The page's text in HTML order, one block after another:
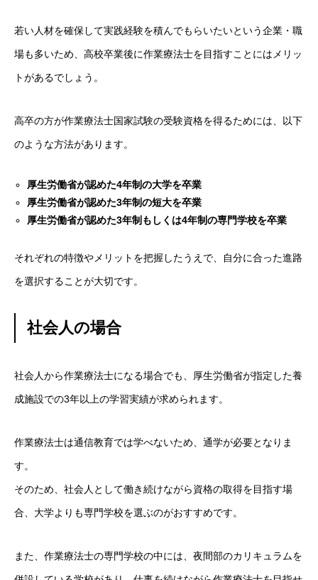
若い人材を確保して実践経験を積んでもらいたいという企業・職
場も多いため、高校卒業後に作業療法士を目指すことにはメリッ
トがあるでしょう。
高卒の方が作業療法士国家試験の受験資格を得るためには、以下
のような方法があります。
厚生労働省が認めた4年制の大学を卒業
厚生労働省が認めた3年制の短大を卒業
厚生労働省が認めた3年制もしくは4年制の専門学校を卒業
それぞれの特徴やメリットを把握したうえで、自分に合った進路
を選択することが大切です。
社会人の場合
社会人から作業療法士になる場合でも、厚生労働省が指定した養
成施設での3年以上の学習実績が求められます。
作業療法士は通信教育では学べないため、通学が必要となりま
す。
そのため、社会人として働き続けながら資格の取得を目指す場
合、大学よりも専門学校を選ぶのがおすすめです。
また、作業療法士の専門学校の中には、夜間部のカリキュラムを